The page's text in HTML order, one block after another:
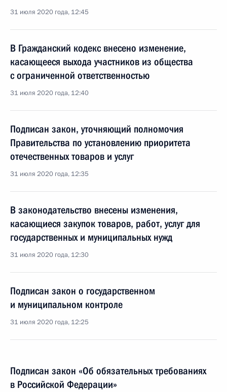
31 июля 2020 года, 12:45
В Гражданский кодекс внесено изменение,
касающееся выхода участников из общества
с ограниченной ответственностью
31 июля 2020 года, 12:40
Подписан закон, уточняющий полномочия
Правительства по установлению приоритета
отечественных товаров и услуг
31 июля 2020 года, 12:35
В законодательство внесены изменения,
касающиеся закупок товаров, работ, услуг для
государственных и муниципальных нужд
31 июля 2020 года, 12:30
Подписан закон о государственном
и муниципальном контроле
31 июля 2020 года, 12:25
Подписан закон «Об обязательных требованиях
в Российской Федерации»